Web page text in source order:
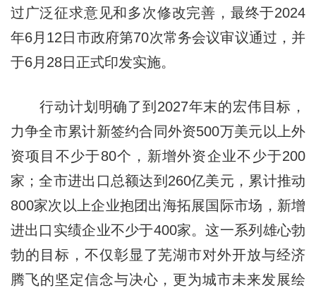
过广泛征求意见和多次修改完善，最终于2024
年6月12日市政府第70次常务会议审议通过，并
于6月28日正式印发实施。
行动计划明确了到2027年末的宏伟目标，
力争全市累计新签约合同外资500万美元以上外
资项目不少于80个，新增外资企业不少于200
家；全市进出口总额达到260亿美元，累计推动
800家次以上企业抱团出海拓展国际市场，新增
进出口实绩企业不少于400家。这一系列雄心勃
勃的目标，不仅彰显了芜湖市对外开放与经济
腾飞的坚定信念与决心，更为城市未来发展绘